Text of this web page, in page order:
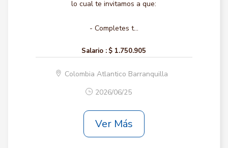
lo cual te invitamos a que:
- Completes t...
Salario : $ 1.750.905
Colombia Atlantico Barranquilla
2026/06/25
Ver Más